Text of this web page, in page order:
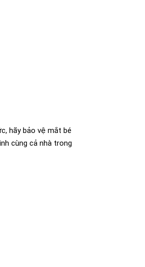
hãy bảo vệ mắt bé
cùng cả nhà trong